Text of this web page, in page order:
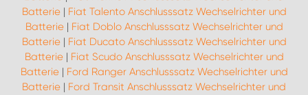
Batterie| Fiat Talento Anschlusssatz Wechselrichter und
Batterie| Fiat Doblo Anschlusssatz Wechselrichter und
Batterie| Fiat Ducato Anschlusssatz Wechselrichter und
Batterie| Fiat Scudo Anschlusssatz Wechselrichter und
Batterie| Ford Ranger Anschlusssatz Wechselrichter und
Batterie | Ford Transit Anschlusssatz Wechselrichter und